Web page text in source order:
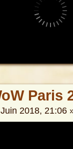
Paris
2018, 21:06